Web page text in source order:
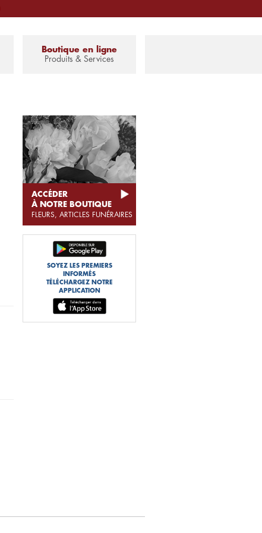
Boutique en ligne
Produits & Services
ACCÉDER
À NOTRE BOUTIQUE
FLEURS, ARTICLES FUNÉRAIRES
SOYEZ LES PREMIERS
INFORMÉS
TÉLÉCHARGEZ NOTRE
APPLICATION